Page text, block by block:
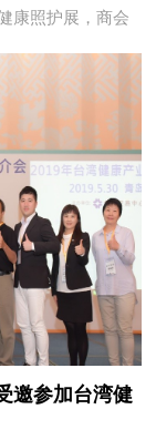
康照护展，商会
邀参加台湾健